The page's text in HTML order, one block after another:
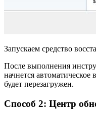
Запускаем средство
После выполнения
начнется автоматическое
будет перезагружен.
Способ 2: Центр